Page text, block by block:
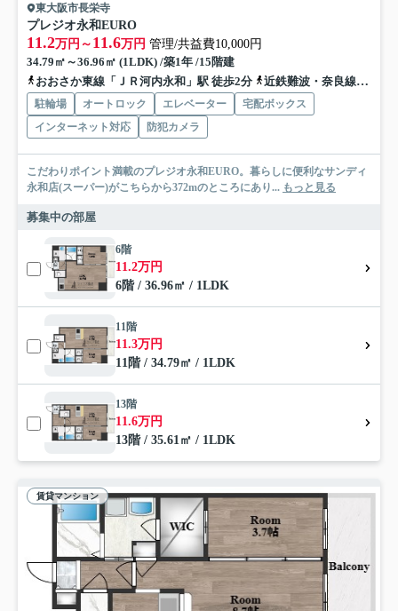
東大阪市長栄寺
プレジオ永和EURO
11.2万円～ 11.6万円 管理/共益費10,000円
34.79㎡～36.96㎡ (1LDK) /築1年 /15階建
おおさか東線「ＪＲ河内永和」駅 徒歩2分
近鉄難波・奈良線「河内永和」駅 徒歩2分
駐輪場 オートロック エレベーター
宅配ボックス
インターネット対応
防犯カメラ
こだわりポイント満載のプレジオ永和EURO。暮らしに便利なサンディ
永和店(スーパー)がこちらから372mのところにあり... もっと見る
募集中の部屋
6階
11.2万円
6階 / 36.96㎡ / 1LDK
11階
11.3万円
11階 / 34.79㎡ / 1LDK
13階
11.6万円
13階 / 35.61㎡ / 1LDK
賃貸マンション